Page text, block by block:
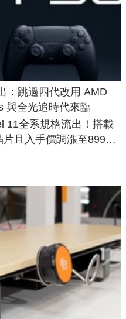
：跳過四代改用 AMD
與全光追時代來臨
11全系規格流出！搭載
片且入手價調漲至899美